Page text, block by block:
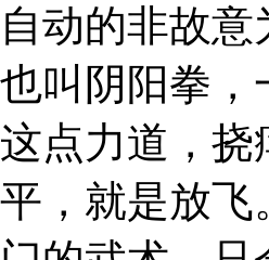
自动的非故
也叫阴阳拳，
这点力道，
平，就是放飞